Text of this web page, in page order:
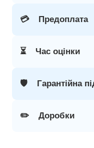
💳 Предоплата
⏳ Час оцінки
🛡️ Гарантійна
✏️ Доробки